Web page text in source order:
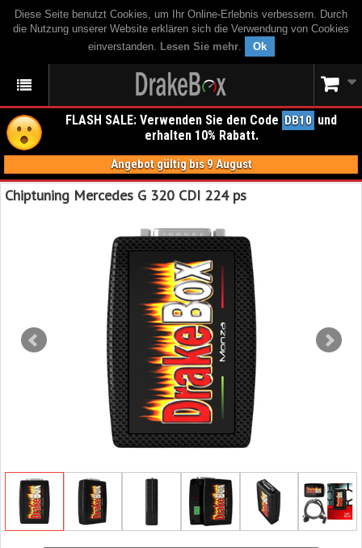
Diese Seite benutzt Cookies, um Ihr Online-Erlebnis verbessern. Durch
die Nutzung unserer Website erklären sich die Verwendung von Cookies
einverstanden. Lesen Sie mehr. Ok
FLASH SALE: Verwenden Sie den Code DB10 und
erhalten 10% Rabatt.
Angebot gültig bis 9 August
Chiptuning Mercedes G 320 CDI 224 ps